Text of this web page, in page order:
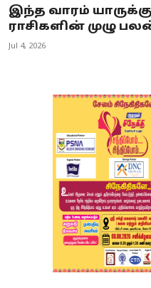
இந்த வாரம்
ராசிகளின் முழு
Jul 4, 2026